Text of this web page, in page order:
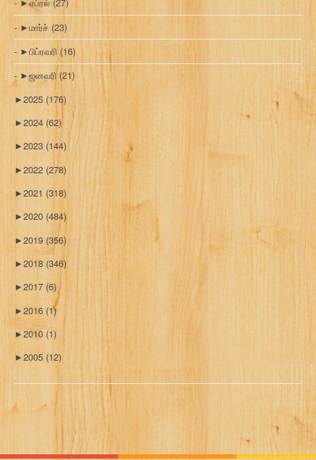
►ஏப்ரல் (27)
►மார்ச் (23)
►பிப்ரவரி (16)
►ஜனவரி (21)
►2025 (176)
►2024 (62)
►2023 (144)
►2022 (278)
►2021 (318)
►2020 (484)
►2019 (356)
►2018 (346)
►2017 (6)
►2016 (1)
►2010 (1)
►2005 (12)